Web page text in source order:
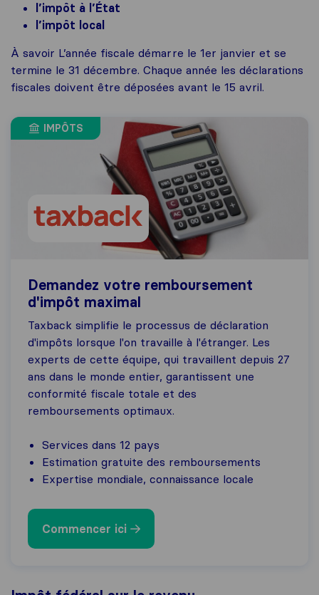
l’impôt à l’État
l’impôt local
À savoir L’année fiscale démarre le 1er janvier et se
termine le 31 décembre. Chaque année les déclarations
fiscales doivent être déposées avant le 15 avril.
IMPÔTS
Demandez votre remboursement
d'impôt maximal
Taxback simplifie le processus de déclaration
d'impôts lorsque l'on travaille à l'étranger. Les
experts de cette équipe, qui travaillent depuis 27
ans dans le monde entier, garantissent une
conformité fiscale totale et des
remboursements optimaux.
Services dans 12 pays
Estimation gratuite des remboursements
Expertise mondiale, connaissance locale
Commencer ici